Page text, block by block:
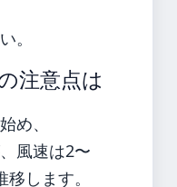
。
注意点は
め、
風速は2〜
します。